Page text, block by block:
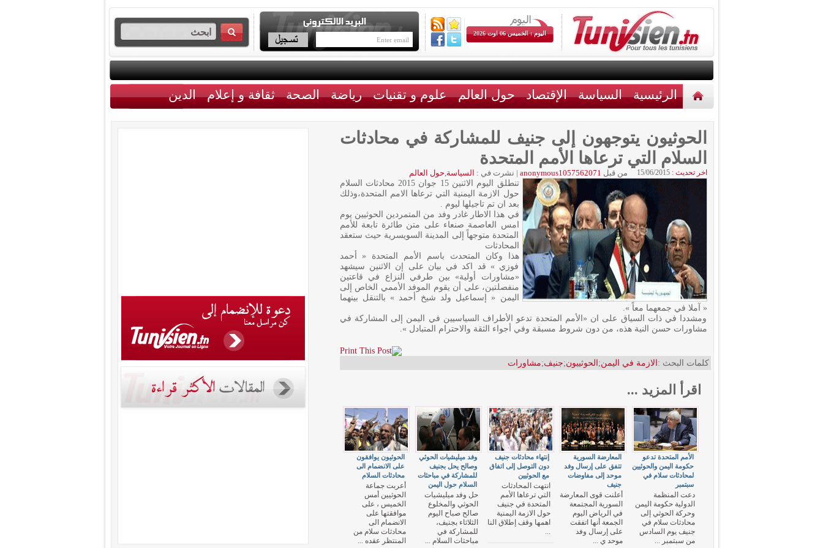
اليوم : الخميس 06 اوت 2026
الرئيسية السياسة الإقتصاد حول العالم علوم و تقنيات رياضة الصحة ثقافة و إعلام الدين
الحوثيون يتوجهون إلى جنيف للمشاركة في محادثات
السلام التي ترعاها الأمم المتحدة
اخر تحديث : 15/06/2015 من قبل anonymous1057562071
| نشرت في : السياسة,حول العالم
تنطلق اليوم الاثنين 15 جوان 2015 محادثات السلام
حول الازمة اليمنية التي ترعاها الامم المتحدة،وذلك
بعد ان تم تاجيلها ليوم .
في هذا الاطار غادر وفد من المتمردين الحوثيين يوم
امس العاصمة صنعاء على متن طائرة تابعة للأمم
المتحدة متوجهاً إلى المدينة السويسرية حيث ستعقد
المحادثات
هذا وكان المتحدث باسم الأمم المتحدة « أحمد
فوزي » قد اكد في بيان على إن الاثنين سيشهد
«مشاورات أولية» بين طرفي النزاع في قاعتين
منفصلتين، على أن يقوم الموفد الأممي الخاص إلى
اليمن « إسماعيل ولد شيخ أحمد » بالتنقل بينهما
« آملا في جمعهما معاً ».
ومشددا في ذات السياق على ان «الأمم المتحدة تدعو الأطراف السياسيين في اليمن إلى المشاركة في
مشاورات حسن النية هذه، من دون شروط مسبقة وفي أجواء الثقة والاحترام المتبادل ».
كلمات البحث : الازمة في اليمن; الحوثييون;جنيف;مشاورات
اقرأ المزيد ...
الحوثيون يوافقون
على الانضمام الى
محادثات السلام
أعربت جماعة
الحوثيين أمس
الخميس ، على
موافقتها على
الانضمام الى
محادثات سلام من
المنتظر عقده ...
وفد ميليشيات الحوثي
وصالح يحل بجنيف
للمشاركة في مباحثات
السلام حول اليمن
حل وفد ميليشيات
الحوثي والمخلوع
صالح صباح اليوم
الثلاثاء بجنيف،
للمشاركة في
مباحثات السلام ...
إنتهاء محادثات جنيف
دون التوصل إلى اتفاق
مع الحوثيين
انتهت المحادثات
التي ترعاها الأمم
المتحدة في جنيف
حول الازمة اليمنية
اهمها وقف إطلاق النا
...
المعارضة السورية
تتفق على إرسال وفد
موحد إلى مفاوضات
جنيف
أعلنت قوى المعارضة
السورية المجتمعة
في الرياض اليوم
الجمعة أنها اتفقت
على إرسال وفد
موحد ي ...
الأمم المتحدة تدعو
حكومة اليمن والحوثيين
لمحادثات سلام في
سبتمبر
دعت المنظمة
الدولية حكومة اليمن
وحركة الحوثي إلى
محادثات سلام في
جنيف يوم السادس
من سبتمبر ...